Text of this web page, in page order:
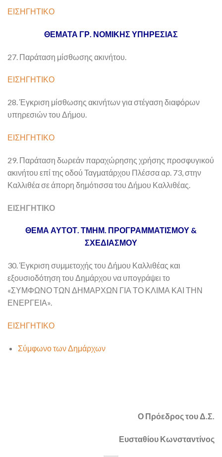
ΕΙΣΗΓΗΤΙΚΟ
ΘΕΜΑΤΑ ΓΡ. ΝΟΜΙΚΗΣ ΥΠΗΡΕΣΙΑΣ
27. Παράταση μίσθωσης ακινήτου.
ΕΙΣΗΓΗΤΙΚΟ
28. Έγκριση μίσθωσης ακινήτων για στέγαση διαφόρων
υπηρεσιών του Δήμου.
ΕΙΣΗΓΗΤΙΚΟ
29. Παράταση δωρεάν παραχώρησης χρήσης προσφυγικού
ακινήτου επί της οδού Ταγματάρχου Πλέσσα αρ. 73, στην
Καλλιθέα σε άπορη δημότισσα του Δήμου Καλλιθέας.
ΕΙΣΗΓΗΤΙΚΟ
ΘΕΜΑ ΑΥΤΟΤ. ΤΜΗΜ. ΠΡΟΓΡΑΜΜΑΤΙΣΜΟΥ &
ΣΧΕΔΙΑΣΜΟΥ
30. Έγκριση συμμετοχής του Δήμου Καλλιθέας και
εξουσιοδότηση του Δημάρχου να υπογράψει το
«ΣΥΜΦΩΝΟ ΤΩΝ ΔΗΜΑΡΧΩΝ ΓΙΑ ΤΟ ΚΛΙΜΑ ΚΑΙ ΤΗΝ
ΕΝΕΡΓΕΙΑ».
ΕΙΣΗΓΗΤΙΚΟ
Σύμφωνο των Δημάρχων
Ο Πρόεδρος του Δ.Σ.
Ευσταθίου Κωνσταντίνος